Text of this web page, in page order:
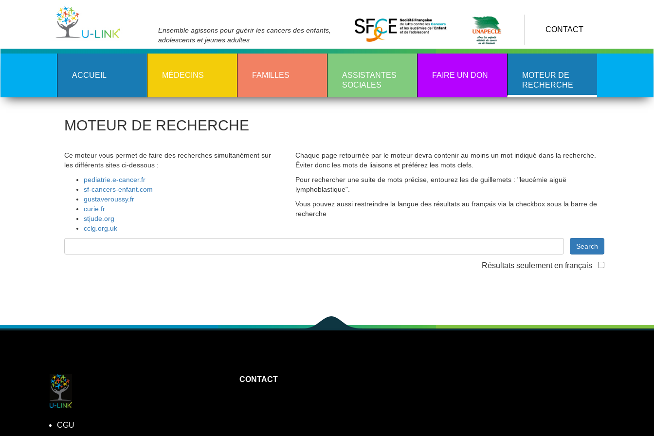
Ensemble agissons pour guérir les cancers des enfants,
adolescents et jeunes adultes
CONTACT
ACCUEIL MÉDECINS FAMILLES
ASSISTANTES
SOCIALES
FAIRE UN DON
MOTEUR DE
RECHERCHE
MOTEUR DE RECHERCHE
Ce moteur vous permet de faire des recherches simultanément sur
les différents sites ci-dessous :
pediatrie.e-cancer.fr
sf-cancers-enfant.com
gustaveroussy.fr
curie.fr
stjude.org
cclg.org.uk
Chaque page retournée par le moteur devra contenir au moins un mot indiqué dans la recherche.
Éviter donc les mots de liaisons et préférez les mots clefs.
Pour rechercher une suite de mots précise, entourez les de guillemets : "leucémie aiguë
lymphoblastique".
Vous pouvez aussi restreindre la langue des résultats au français via la checkbox sous la barre de
recherche
Search
Résultats seulement en français
CGU
CONTACT